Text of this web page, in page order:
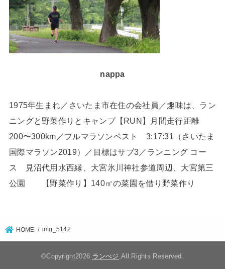
nappa
1975年生まれ／さいたま市在住の会社員／趣味は、ラン
ニングと野菜作りとキャンプ【RUN】月間走行距離
200〜300km／フルマラソンベスト 3:17:31（さいたま
国際マラソン2019）／目標はサブ3／ランニング コー
ス 見沼代用水西縁、大宮氷川神社参道周辺、大宮第三
公園 【野菜作り】140㎡の菜園を借り野菜作り
HOME img_5142
©Copyright2026 ランべジ .All Rights Reserved.